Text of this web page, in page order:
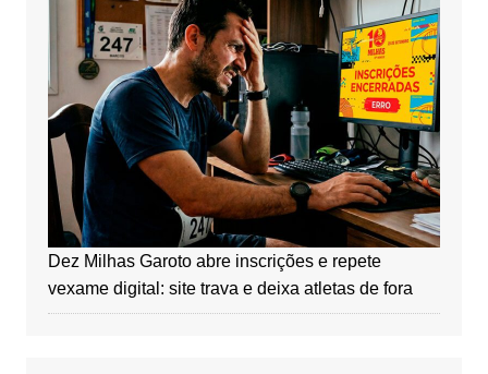
Dez Milhas Garoto abre inscrições e repete
vexame digital: site trava e deixa atletas de fora